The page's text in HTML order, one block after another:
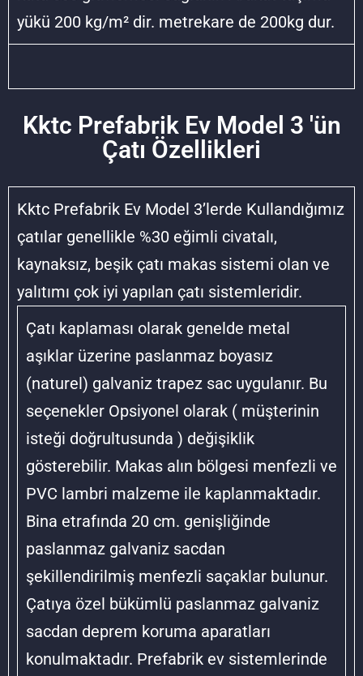
yükü 200 kg/m² dir. metrekare de 200kg dur.
Kktc Prefabrik Ev Model 3 'ün
Çatı Özellikleri
Kktc Prefabrik Ev Model 3’lerde Kullandığımız
çatılar genellikle %30 eğimli civatalı,
kaynaksız, beşik çatı makas sistemi olan ve
yalıtımı çok iyi yapılan çatı sistemleridir.
Çatı kaplaması olarak genelde metal
aşıklar üzerine paslanmaz boyasız
(naturel) galvaniz trapez sac uygulanır. Bu
seçenekler Opsiyonel olarak ( müşterinin
isteği doğrultusunda ) değişiklik
gösterebilir. Makas alın bölgesi menfezli ve
PVC lambri malzeme ile kaplanmaktadır.
Bina etrafında 20 cm. genişliğinde
paslanmaz galvaniz sacdan
şekillendirilmiş menfezli saçaklar bulunur.
Çatıya özel bükümlü paslanmaz galvaniz
sacdan deprem koruma aparatları
konulmaktadır. Prefabrik ev sistemlerinde